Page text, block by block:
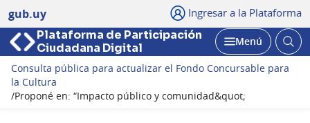
gub.uy Ingresar a la Plataforma
Plataforma de Participación
Ciudadana Digital
Abrir
Menú
Consulta pública para actualizar el Fondo Concursable para
la Cultura
/Proponé en: “Impacto público y comunidad&quot;